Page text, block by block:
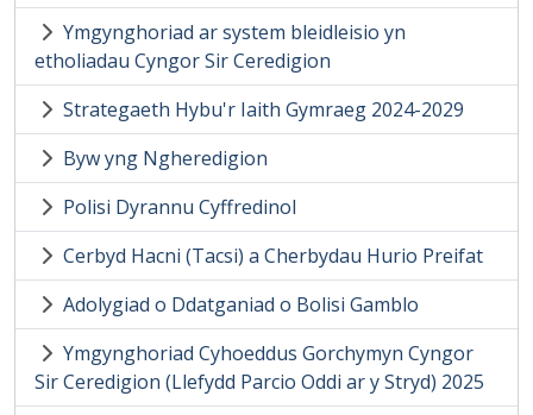
Ymgynghoriad ar system bleidleisio yn
etholiadau Cyngor Sir Ceredigion
Strategaeth Hybu'r Iaith Gymraeg 2024-2029
Byw yng Ngheredigion
Polisi Dyrannu Cyffredinol
Cerbyd Hacni (Tacsi) a Cherbydau Hurio Preifat
Adolygiad o Ddatganiad o Bolisi Gamblo
Ymgynghoriad Cyhoeddus Gorchymyn Cyngor
Sir Ceredigion (Llefydd Parcio Oddi ar y Stryd) 2025